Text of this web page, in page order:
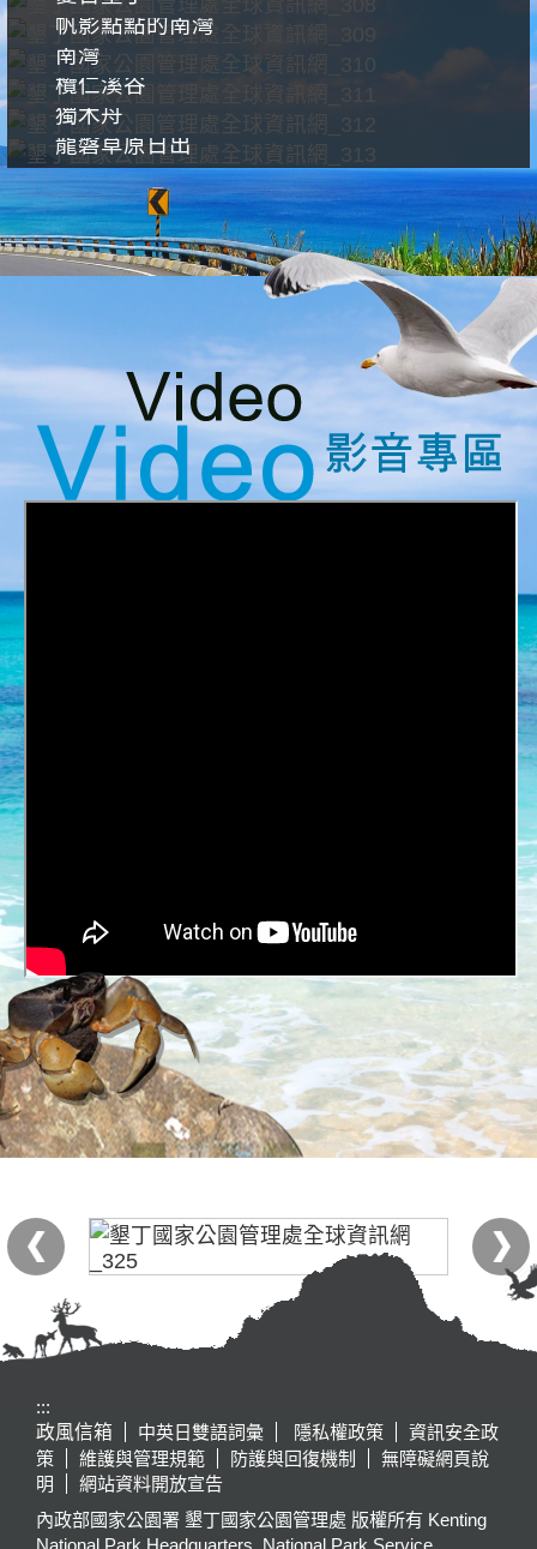
帆影點點的南灣
南灣
欖仁溪谷
獨木舟
龍磐草原日出
:::
政風信箱
中英日雙語詞彙 隱私權政策
資訊安全政
策
維護與管理規範 防護與回復機制
無障礙網頁說
明
網站資料開放宣告
內政部國家公園署 墾丁國家公園管理處 版權所有 Kenting
National Park Headquarters, National Park Service,